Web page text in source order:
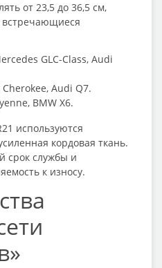
от 23,5 до 36,5 см,
встречающиеся
GLC-Class, Audi
Audi Q7.
BMW X6.
используются
кордовая ткань.
срок службы и
к износу.